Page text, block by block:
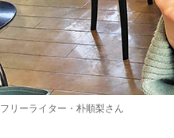
フリーライター・朴順梨さん